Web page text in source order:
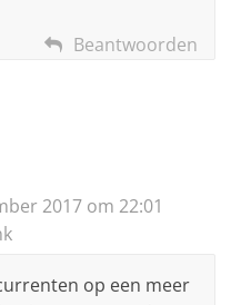
Beantwoorden
2017 om 22:01
op een meer